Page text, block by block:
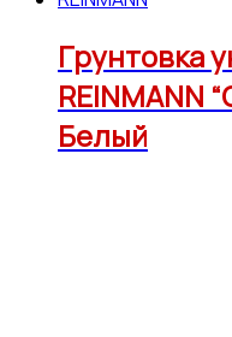
Грунтовка
REINMANN
Белый